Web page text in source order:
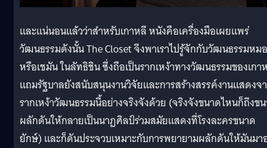
และแน่นอนแล้วว่าสำหรับเกาหลี หนังคือเครื่องมือเผยแพร่
วัฒนธรรมดังนั้น The Closet จึงพาเราไปรู้จักกับวัฒนธรรมหม
หรือเชมัน ในลัทธิชิน ซึ่งถือเป็นรากเหง้าทางวัฒนธรรมของเกา
แถมรัฐบาลยังสนับสนุนงานวิจัยและการสร้างสรรค์งานแสดงจ
รากเหง้าวัฒนธรรมนี้อย่างจริงจังด้วย (จริงจังขนาดไหนก็ถึงข
ผลักดันให้กลายเป็นนาฏศิลป์ร่วมสมัยแสดงที่โรงละครขนาด
ยักษ์) และก็ดันประจวบเหมาะกับการพยายามผลักดันให้มันมา